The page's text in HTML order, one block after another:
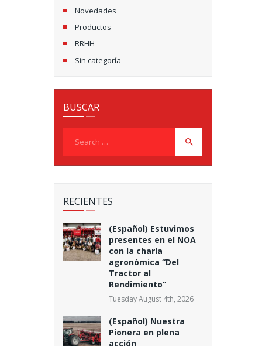
Novedades
Productos
RRHH
Sin categoría
BUSCAR
RECIENTES
(Español) Estuvimos
presentes en el NOA
con la charla
agronómica “Del
Tractor al
Rendimiento”
Tuesday August 4th, 2026
(Español) Nuestra
Pionera en plena
acción